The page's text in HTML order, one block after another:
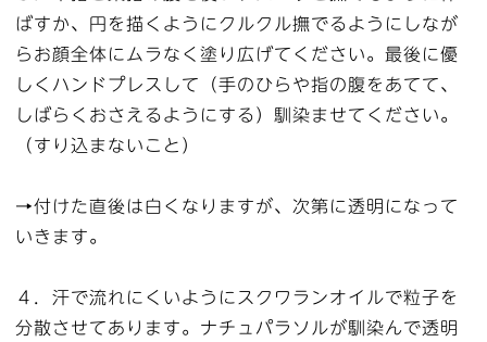
ばすか、円を描くようにクルクル撫でるようにしなが
らお顔全体にムラなく塗り広げてください。最後に優
しくハンドプレスして（手のひらや指の腹をあてて、
しばらくおさえるようにする）馴染ませてください。
（すり込まないこと）
→付けた直後は白くなりますが、次第に透明になって
いきます。
４．汗で流れにくいようにスクワランオイルで粒子を
分散させてあります。ナチュパラソルが馴染んで透明